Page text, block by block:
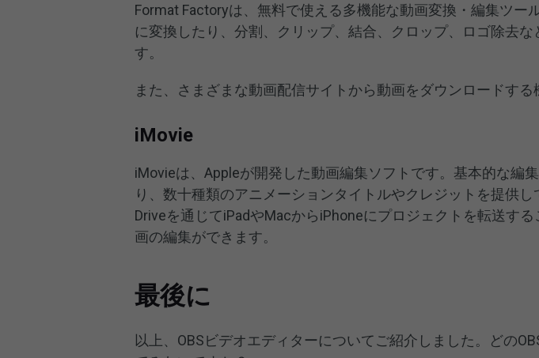
Format Factoryは、無料で使える多機能な動画変換・編集ツー
に変換したり、分割、クリップ、結合、クロップ、ロゴ除去な
す。
また、さまざまな動画配信サイトから動画をダウンロードする
iMovie
iMovieは、Appleが開発した動画編集ソフトです。基本的な編
り、数十種類のアニメーションタイトルやクレジットを提供し
Driveを通じてiPadやMacからiPhoneにプロジェクトを転送す
画の編集ができます。
最後に
以上、OBSビデオエディターについてご紹介しました。どの